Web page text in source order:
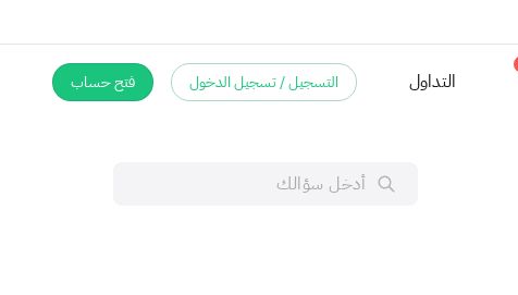
التداول التسجيل / تسجيل الدخول فتح حساب